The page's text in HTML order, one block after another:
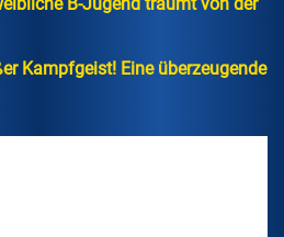
Kampfgeist! Eine überzeugende